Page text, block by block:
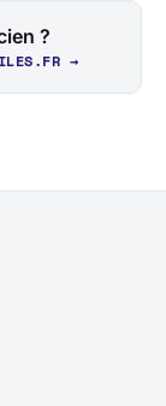
?
→